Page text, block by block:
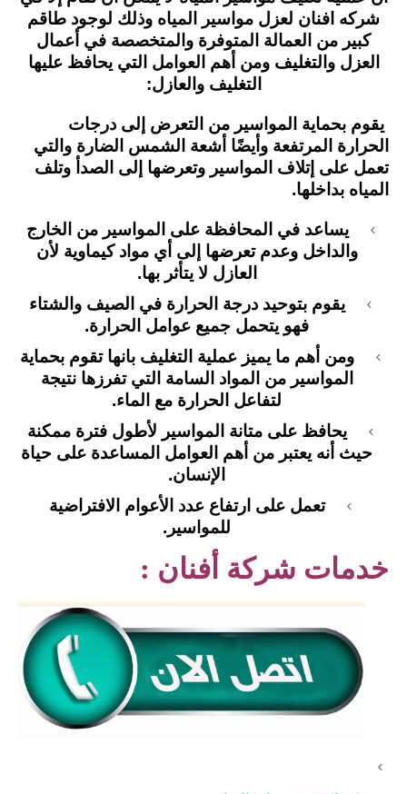
شركه افنان لعزل مواسير المياه وذلك لوجود طاقم
كبير من العمالة المتوفرة والمتخصصة في أعمال
العزل والتغليف ومن أهم العوامل التي يحافظ عليها
التغليف والعازل:
يقوم بحماية المواسير من التعرض إلى درجات
الحرارة المرتفعة وأيضًا أشعة الشمس الضارة والتي
تعمل على إتلاف المواسير وتعرضها إلى الصدأ وتلف
المياه بداخلها.
يساعد في المحافظة على المواسير من الخارج
والداخل وعدم تعرضها إلى أي مواد كيماوية لأن
العازل لا يتأثر بها.
يقوم بتوحيد درجة الحرارة في الصيف والشتاء
فهو يتحمل جميع عوامل الحرارة.
ومن أهم ما يميز عملية التغليف بانها تقوم بحماية
المواسير من المواد السامة التي تفرزها نتيجة
لتفاعل الحرارة مع الماء.
يحافظ على متانة المواسير لأطول فترة ممكنة
حيث أنه يعتبر من أهم العوامل المساعدة على حياة
الإنسان.
تعمل على ارتفاع عدد الأعوام الافتراضية
للمواسير.
خدمات شركة أفنان :